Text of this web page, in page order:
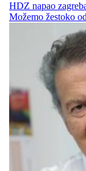
HDZ napao
Možemo žestoko